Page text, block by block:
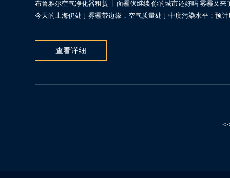
布鲁雅尔空气净化器租赁 十面霾伏继续 你的城市还好吗 雾霾又
今天的上海仍处于雾霾带边缘，空气质量处于中度污染水平；预
查看详细